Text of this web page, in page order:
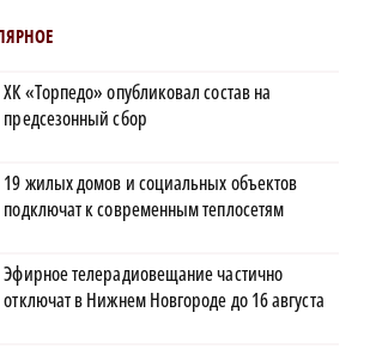
ХК «Торпедо» опубликовал состав на
предсезонный сбор
19 жилых домов и социальных объектов
подключат к современным теплосетям
Эфирное телерадиовещание частично
отключат в Нижнем Новгороде до 16 августа